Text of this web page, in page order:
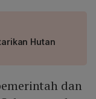
Hutan
dan